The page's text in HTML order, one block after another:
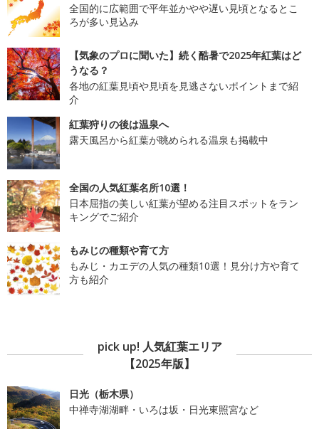
全国的に広範囲で平年並かやや遅い見頃となるとこ
ろが多い見込み
【気象のプロに聞いた】続く酷暑で2025年紅葉はど
うなる？
各地の紅葉見頃や見頃を見逃さないポイントまで紹
介
紅葉狩りの後は温泉へ
露天風呂から紅葉が眺められる温泉も掲載中
全国の人気紅葉名所10選！
日本屈指の美しい紅葉が望める注目スポットをラン
キングでご紹介
もみじの種類や育て方
もみじ・カエデの人気の種類10選！見分け方や育て
方も紹介
pick up! 人気紅葉エリア
【2025年版】
日光（栃木県）
中禅寺湖湖畔・いろは坂・日光東照宮など